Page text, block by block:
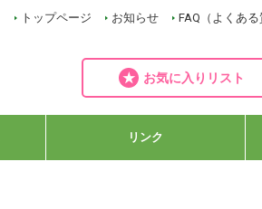
トップページ お知らせ FAQ（よくある
お気に入りリスト
リンク